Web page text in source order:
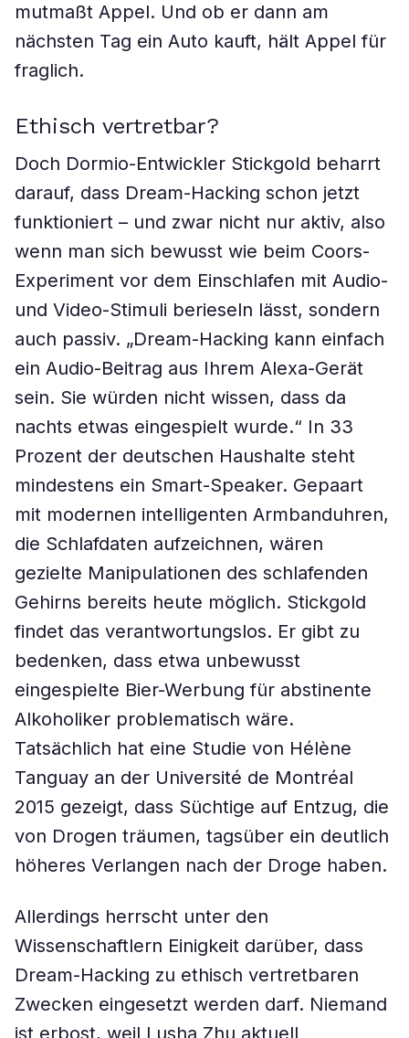
mutmaßt Appel. Und ob er dann am
nächsten Tag ein Auto kauft, hält Appel für
fraglich.
Ethisch vertretbar?
Doch Dormio-Entwickler Stickgold beharrt
darauf, dass Dream-Hacking schon jetzt
funktioniert – und zwar nicht nur aktiv, also
wenn man sich bewusst wie beim Coors-
Experiment vor dem Einschlafen mit Audio-
und Video-Stimuli berieseln lässt, sondern
auch passiv. „Dream-Hacking kann einfach
ein Audio-Beitrag aus Ihrem Alexa-Gerät
sein. Sie würden nicht wissen, dass da
nachts etwas eingespielt wurde.“ In 33
Prozent der deutschen Haushalte steht
mindestens ein Smart-Speaker. Gepaart
mit modernen intelligenten Armbanduhren,
die Schlafdaten aufzeichnen, wären
gezielte Manipulationen des schlafenden
Gehirns bereits heute möglich. Stickgold
findet das verantwortungslos. Er gibt zu
bedenken, dass etwa unbewusst
eingespielte Bier-Werbung für abstinente
Alkoholiker problematisch wäre.
Tatsächlich hat eine Studie von Hélène
Tanguay an der Université de Montréal
2015 gezeigt, dass Süchtige auf Entzug, die
von Drogen träumen, tagsüber ein deutlich
höheres Verlangen nach der Droge haben.
Allerdings herrscht unter den
Wissenschaftlern Einigkeit darüber, dass
Dream-Hacking zu ethisch vertretbaren
Zwecken eingesetzt werden darf. Niemand
ist erbost, weil Lusha Zhu aktuell